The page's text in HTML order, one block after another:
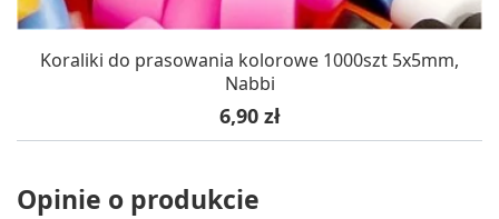
Koraliki do prasowania kolorowe 1000szt 5x5mm,
Nabbi
Cena
6,90 zł
Opinie o produkcie